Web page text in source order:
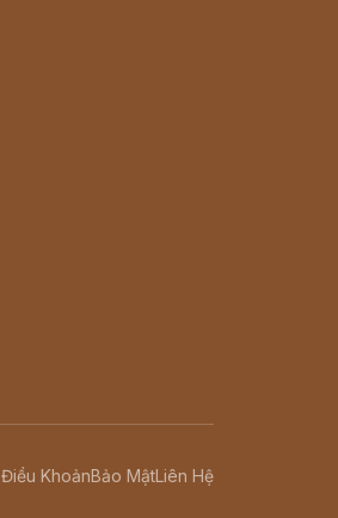
Điều KhoảnBảo MậtLiên Hệ